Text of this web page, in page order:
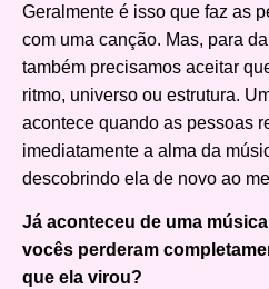
Geralmente é isso que faz as
com uma canção. Mas, para
também precisamos aceitar
ritmo, universo ou estrutura.
acontece quando as pessoas
imediatamente a alma da
descobrindo ela de novo ao
Já aconteceu de uma
vocês perderam
que ela virou?